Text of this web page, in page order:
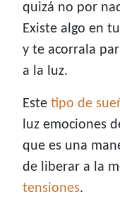
quizá no por
Existe algo en
y te acorrala
a la luz.
Este tipo de
luz emociones
que es una
de liberar a la
tensiones.